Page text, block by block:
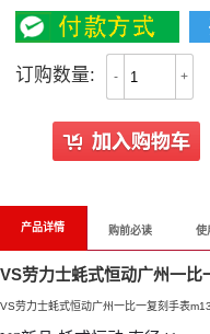
订购数量: - +
产品详情 购前必读 使
VS劳力士蚝式恒动广州一比
VS劳力士蚝式恒动广州一比一复刻手表